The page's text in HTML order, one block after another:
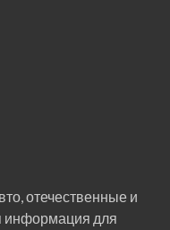
отечественные и
информация для